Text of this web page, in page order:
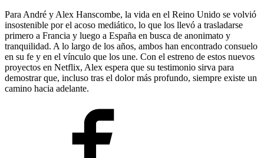
Para André y Alex Hanscombe, la vida en el Reino Unido se volvió
insostenible por el acoso mediático, lo que los llevó a trasladarse
primero a Francia y luego a España en busca de anonimato y
tranquilidad. A lo largo de los años, ambos han encontrado consuelo
en su fe y en el vínculo que los une. Con el estreno de estos nuevos
proyectos en Netflix, Alex espera que su testimonio sirva para
demostrar que, incluso tras el dolor más profundo, siempre existe un
camino hacia adelante.